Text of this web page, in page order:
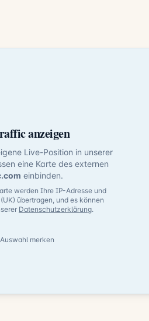
anzeigen
Live-Position in unserer
eine Karte des externen
einbinden.
werden Ihre IP-Adresse und
übertragen, und es können
Datenschutzerklärung.
Auswahl merken